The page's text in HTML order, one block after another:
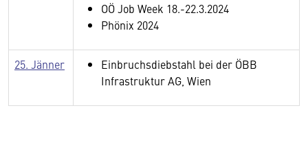
OÖ Job Week 18.-22.3.2024
Phönix 2024
25. Jänner
Einbruchsdiebstahl bei der ÖBB
Infrastruktur AG, Wien